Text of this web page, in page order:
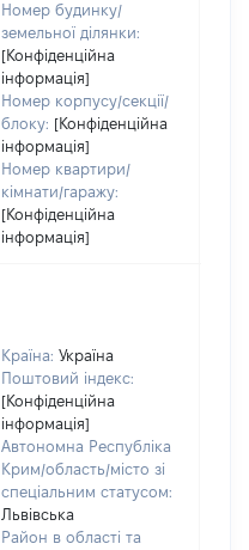
Номер будинку/
земельної ділянки:
[Конфіденційна
інформація]
Номер корпусу/секції/
блоку: [Конфіденційна
інформація]
Номер квартири/
кімнати/гаражу:
[Конфіденційна
інформація]
Країна: Україна
Поштовий індекс:
[Конфіденційна
інформація]
Автономна Республіка
Крим/область/місто зі
спеціальним статусом:
Львівська
Район в області та